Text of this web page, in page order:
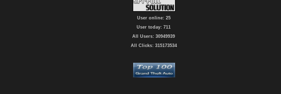
User online: 25
User today: 711
All Users: 30949939
All Clicks: 315173534